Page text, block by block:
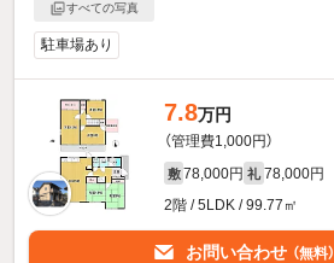
すべての写真
駐車場あり
7.8万円
（管理費1,000円）
敷 78,000円 礼 78,000円
2階 / 5LDK / 99.77㎡
お問い合わせ （無料）